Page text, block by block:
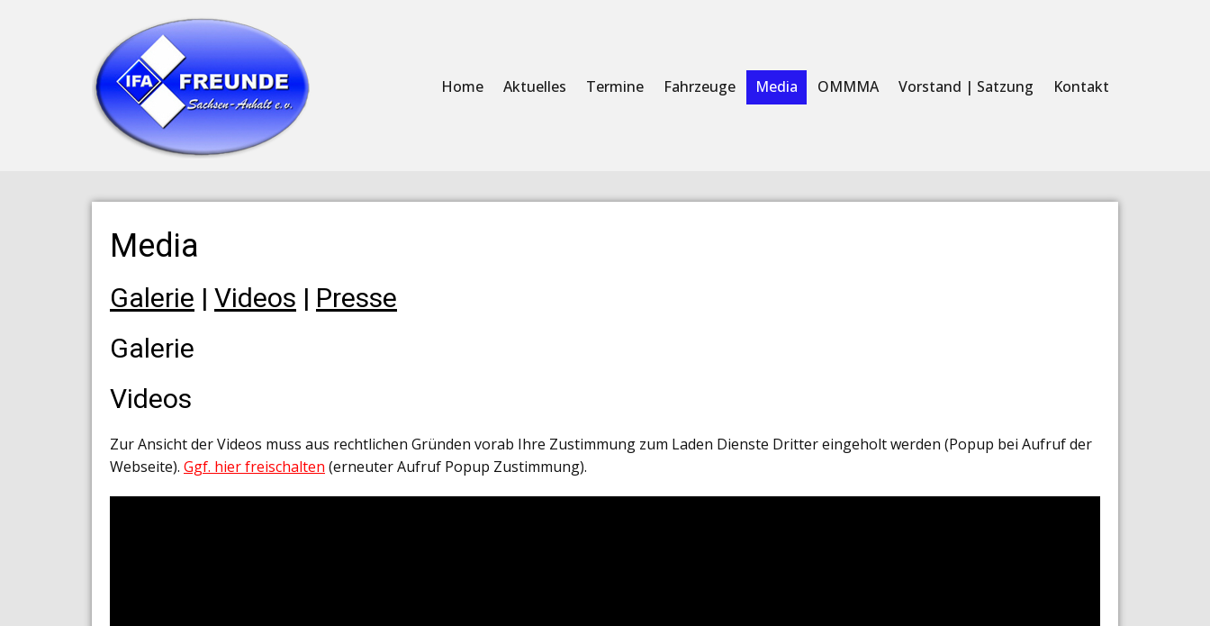
Home Aktuelles Termine Fahrzeuge Media OMMMA Vorstand | Satzung Kontakt
Media
Galerie | Videos | Presse
Galerie
Videos
Zur Ansicht der Videos muss aus rechtlichen Gründen vorab Ihre Zustimmung zum Laden Dienste Dritter eingeholt werden (Popup bei Aufruf der
Webseite). Ggf. hier freischalten (erneuter Aufruf Popup Zustimmung).